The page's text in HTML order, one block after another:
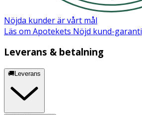
Nöjda kunder är vårt mål
Läs om Apotekets Nöjd kund-garanti
Leverans & betalning
🚚Leverans